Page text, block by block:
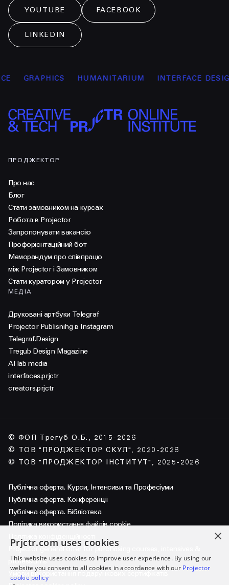
YOUTUBE FACEBOOK
LINKEDIN
GRAPHICS HUMANITARIUM INTERFACE DESIGN
ПРОДЖЕКТОР
Про нас
Блог
Стати замовником на курсах
Робота в Projector
Запропонувати вакансію
Профорієнтаційний бот
Меморандум про співпрацю
між Projector і Замовником
Стати куратором у Projector
МЕДІА
Друковані артбуки Telegraf
Projector Publisnihg в Instagram
Telegraf.Design
Tregub Design Magazine
AI lab media
interfaces.prjctr
creators.prjctr
© ФОП Трегуб О.Б., 2015-2026
© ТОВ "ПРОДЖЕКТОР СКУЛ", 2020-2026
© ТОВ "ПРОДЖЕКТОР ІНСТИТУТ", 2025-2026
Публічна оферта. Курси, Інтенсиви та Професіуми
Публічна оферта. Конференції
Публічна оферта. Бібліотека
Політика використання файлів cookie
Projector general offer for purchasing courses, intensives &
professiums
Умови використання подарункових сертифікатів
×
Prjctr.com uses cookies
This website uses cookies to improve user experience. By using our
website you consent to all cookies in accordance with our Projector
cookie policy